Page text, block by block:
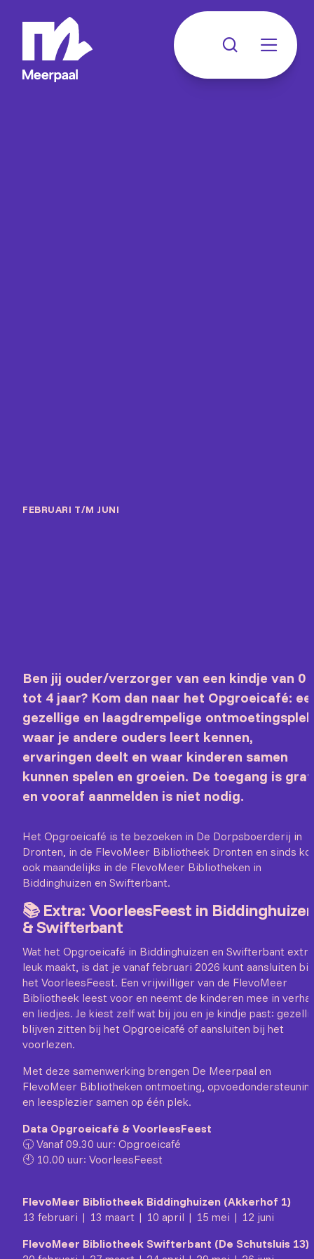
FEBRUARI T/M JUNI
Ben jij ouder/verzorger van een kindje van 0
tot 4 jaar? Kom dan naar het Opgroeicafé:
gezellige en laagdrempelige ontmoetingsplek
waar je andere ouders leert kennen,
ervaringen deelt en waar kinderen samen
kunnen spelen en groeien. De toegang is
en vooraf aanmelden is niet nodig.
Het Opgroeicafé is te bezoeken in De Dorpsboerderij in
Dronten, in de FlevoMeer Bibliotheek Dronten en sinds
ook maandelijks in de FlevoMeer Bibliotheken in
Biddinghuizen en Swifterbant.
📚 Extra: VoorleesFeest in
& Swifterbant
Wat het Opgroeicafé in Biddinghuizen en Swifterbant extra
leuk maakt, is dat je vanaf februari 2026 kunt aansluiten bij
het VoorleesFeest. Een vrijwilliger van de FlevoMeer
Bibliotheek leest voor en neemt de kinderen mee in
en liedjes. Je kiest zelf wat bij jou en je kindje past:
blijven zitten bij het Opgroeicafé of aansluiten bij het
voorlezen.
Met deze samenwerking brengen De Meerpaal en
FlevoMeer Bibliotheken ontmoeting,
en leesplezier samen op één plek.
Data Opgroeicafé & VoorleesFeest
🕤 Vanaf 09.30 uur: Opgroeicafé
🕙 10.00 uur: VoorleesFeest
FlevoMeer Bibliotheek Biddinghuizen (Akkerhof 1)
13 februari | 13 maart | 10 april | 15 mei | 12 juni
FlevoMeer Bibliotheek Swifterbant (De Schutsluis 13)